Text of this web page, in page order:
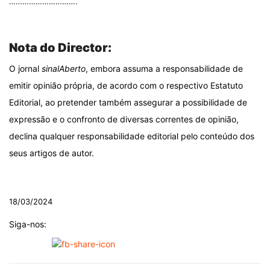
Nota do Director:
O jornal sinalAberto, embora assuma a responsabilidade de
emitir opinião própria, de acordo com o respectivo Estatuto
Editorial, ao pretender também assegurar a possibilidade de
expressão e o confronto de diversas correntes de opinião,
declina qualquer responsabilidade editorial pelo conteúdo dos
seus artigos de autor.
18/03/2024
Siga-nos: